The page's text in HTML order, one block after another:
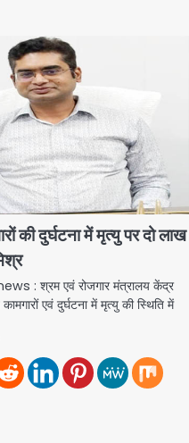
की दुर्घटना में मृत्यु पर दो लाख
: श्रम एवं रोजगार मंत्रालय केंद्र
एवं दुर्घटना में मृत्यु की स्थिति में